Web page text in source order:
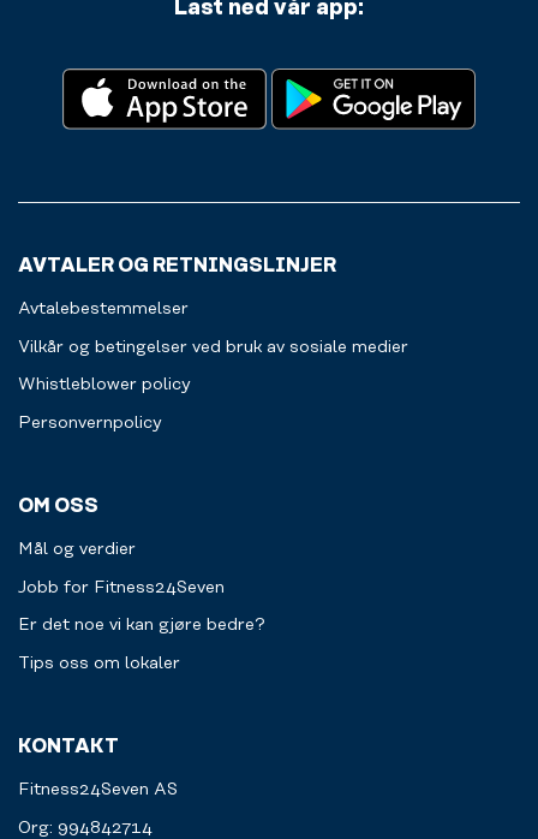
Last ned vår app:
AVTALER OG RETNINGSLINJER
Avtalebestemmelser
Vilkår og betingelser ved bruk av sosiale medier
Whistleblower policy
Personvernpolicy
OM OSS
Mål og verdier
Jobb for Fitness24Seven
Er det noe vi kan gjøre bedre?
Tips oss om lokaler
KONTAKT
Fitness24Seven AS
Org: 994842714